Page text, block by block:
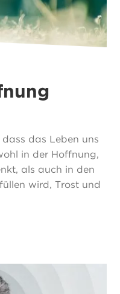
das Leben uns
in der Hoffnung,
als auch in den
wird, Trost und